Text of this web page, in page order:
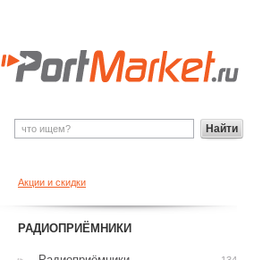
Акции и скидки
РАДИОПРИЁМНИКИ
Найти